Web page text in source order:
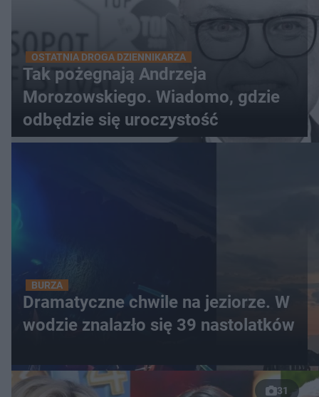
OSTATNIA DROGA DZIENNIKARZA
Tak pożegnają Andrzeja
Morozowskiego. Wiadomo, gdzie
odbędzie się uroczystość
BURZA
Dramatyczne chwile na jeziorze. W
wodzie znalazło się 39 nastolatków
31